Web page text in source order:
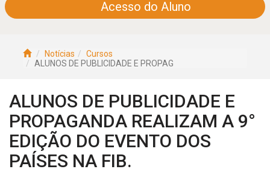
Acesso do Aluno
Notícias
Cursos
ALUNOS DE PUBLICIDADE E PROPAG
ALUNOS DE PUBLICIDADE E
PROPAGANDA REALIZAM A 9°
EDIÇÃO DO EVENTO DOS
PAÍSES NA FIB.